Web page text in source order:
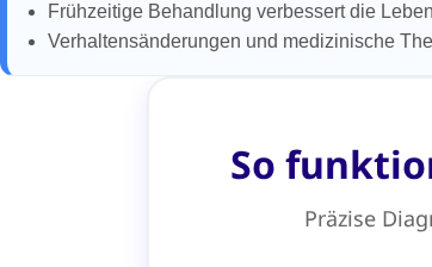
Frühzeitige Behandlung verbessert die
Verhaltensänderungen und medizinische